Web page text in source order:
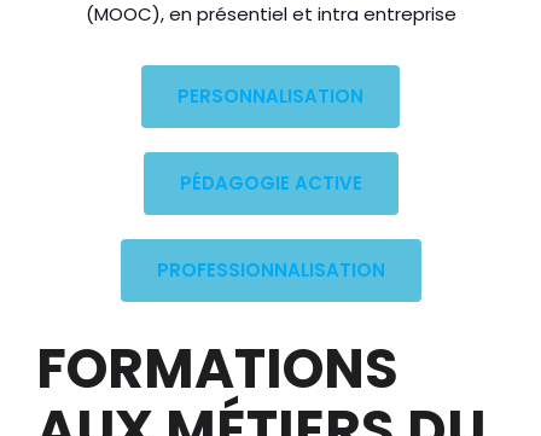
(MOOC), en présentiel et intra entreprise
PERSONNALISATION
PÉDAGOGIE ACTIVE
PROFESSIONNALISATION
FORMATIONS